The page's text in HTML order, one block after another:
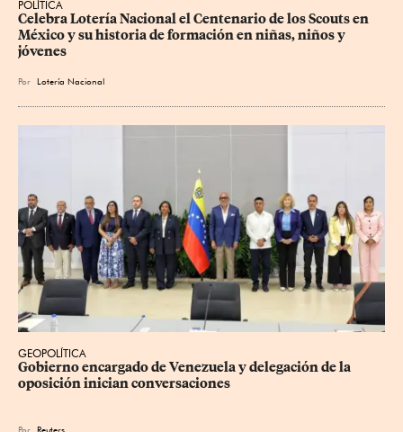
POLÍTICA
Celebra Lotería Nacional el Centenario de los Scouts en
México y su historia de formación en niñas, niños y
jóvenes
Por Lotería Nacional
GEOPOLÍTICA
Gobierno encargado de Venezuela y delegación de la
oposición inician conversaciones
Por Reuters